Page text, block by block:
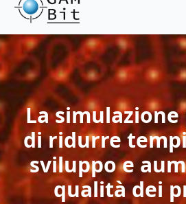
La
di ridurre
sviluppo e
qualità dei